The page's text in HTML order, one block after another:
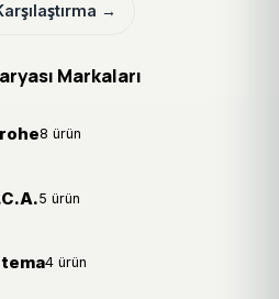
→
Markaları
8 ürün
5 ürün
4 ürün